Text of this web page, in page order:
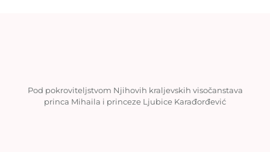
Pod pokroviteljstvom Njihovih kraljevskih visočanstava
princa Mihaila i princeze Ljubice Karađorđević